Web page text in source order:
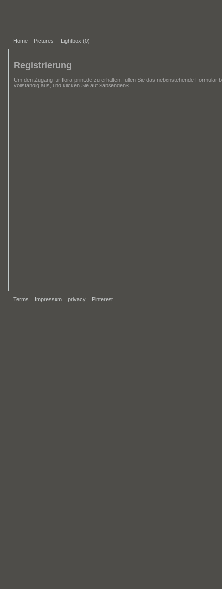
Home Pictures Lightbox (0)
Terms Impressum privacy Pinterest
Registrierung
Um den Zugang für flora-print.de zu erhalten, füllen Sie das nebenstehende Formular
vollständig aus, und klicken Sie auf »absenden«.